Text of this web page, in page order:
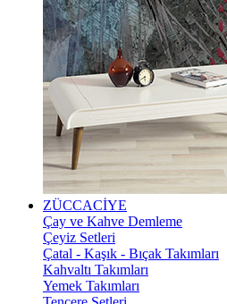
ZÜCCACİYE
Çay ve Kahve Demleme
Çeyiz Setleri
Çatal - Kaşık - Bıçak Takımları
Kahvaltı Takımları
Yemek Takımları